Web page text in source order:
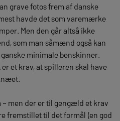
grave fotos frem af danske
havde det som varemærke
Men den går altså ikke
som man såmænd også kan
minimale benskinner.
et krav, at spilleren skal have
– men der er til gengæld et krav
fremstillet til det formål (en god